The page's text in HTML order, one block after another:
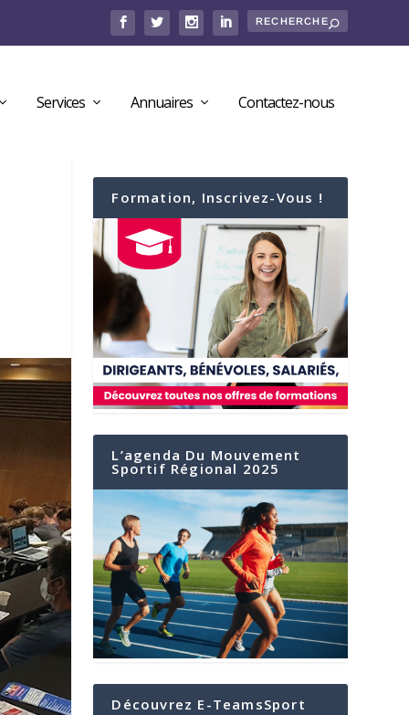
Services Annuaires Contactez-nous
Formation, Inscrivez-Vous !
L’agenda Du Mouvement
Sportif Régional 2025
Découvrez E-TeamsSport